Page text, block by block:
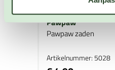
Pawpaw
Pawpaw zaden
Artikelnummer: 5028